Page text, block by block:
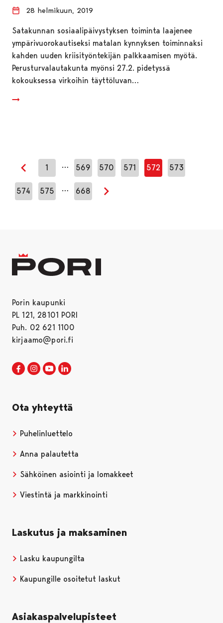
28 helmikuun, 2019
Satakunnan sosiaalipäivystyksen toiminta laajenee
ympärivuorokautiseksi matalan kynnyksen toiminnaksi
kahden uuden kriisityöntekijän palkkaamisen myötä.
Perusturvalautakunta myönsi 27.2. pidetyssä
kokouksessa virkoihin täyttöluvan…
Edellinen sivu
1 … 569 570 571 572 573
574 575 … 668
Seuraava sivu
Porin kaupunki
PL 121, 28101 PORI
Puh. 02 621 1100
kirjaamo@pori.fi
Porin kaupunki Facebookissa
Avautuu uudessa välilehdessä
Porin kaupunki Instagramissa
Avautuu uudessa välilehdessä
Porin kaupunki Youtubessa
Avautuu uudessa välilehdessä
Ota yhteyttä
Puhelinluettelo
Anna palautetta
Sähköinen asiointi ja lomakkeet
Viestintä ja markkinointi
Laskutus ja maksaminen
Lasku kaupungilta
Kaupungille osoitetut laskut
Asiakaspalvelupisteet